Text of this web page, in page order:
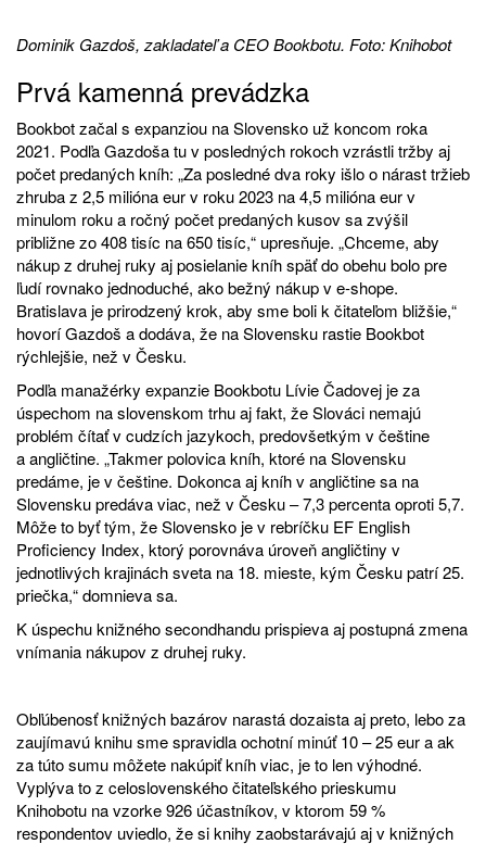
Dominik Gazdoš, zakladateľ a CEO Bookbotu. Foto: Knihobot
Prvá kamenná prevádzka
Bookbot začal s expanziou na Slovensko už koncom roka
2021. Podľa Gazdoša tu v posledných rokoch vzrástli tržby aj
počet predaných kníh: „Za posledné dva roky išlo o nárast tržieb
zhruba z 2,5 milióna eur v roku 2023 na 4,5 milióna eur v
minulom roku a ročný počet predaných kusov sa zvýšil
približne zo 408 tisíc na 650 tisíc,“ upresňuje. „Chceme, aby
nákup z druhej ruky aj posielanie kníh späť do obehu bolo pre
ľudí rovnako jednoduché, ako bežný nákup v e-shope.
Bratislava je prirodzený krok, aby sme boli k čitateľom bližšie,“
hovorí Gazdoš a dodáva, že na Slovensku rastie Bookbot
rýchlejšie, než v Česku.
Podľa manažérky expanzie Bookbotu Lívie Čadovej je za
úspechom na slovenskom trhu aj fakt, že Slováci nemajú
problém čítať v cudzích jazykoch, predovšetkým v češtine
a angličtine. „Takmer polovica kníh, ktoré na Slovensku
predáme, je v češtine. Dokonca aj kníh v angličtine sa na
Slovensku predáva viac, než v Česku – 7,3 percenta oproti 5,7.
Môže to byť tým, že Slovensko je v rebríčku EF English
Proficiency Index, ktorý porovnáva úroveň angličtiny v
jednotlivých krajinách sveta na 18. mieste, kým Česku patrí 25.
priečka,“ domnieva sa.
K úspechu knižného secondhandu prispieva aj postupná zmena
vnímania nákupov z druhej ruky.
Obľúbenosť knižných bazárov narastá dozaista aj preto, lebo za
zaujímavú knihu sme spravidla ochotní minúť 10 – 25 eur a ak
za túto sumu môžete nakúpiť kníh viac, je to len výhodné.
Vyplýva to z celoslovenského čitateľského prieskumu
Knihobotu na vzorke 926 účastníkov, v ktorom 59 %
respondentov uviedlo, že si knihy zaobstarávajú aj v knižných